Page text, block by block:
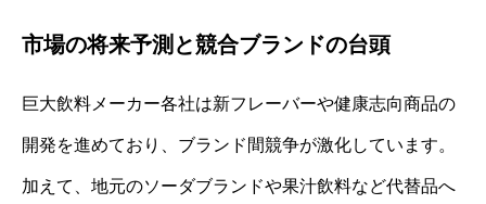
市場の将来予測と競合ブランドの台頭
巨大飲料メーカー各社は新フレーバーや健康志向商品の
開発を進めており、ブランド間競争が激化しています。
加えて、地元のソーダブランドや果汁飲料など代替品へ